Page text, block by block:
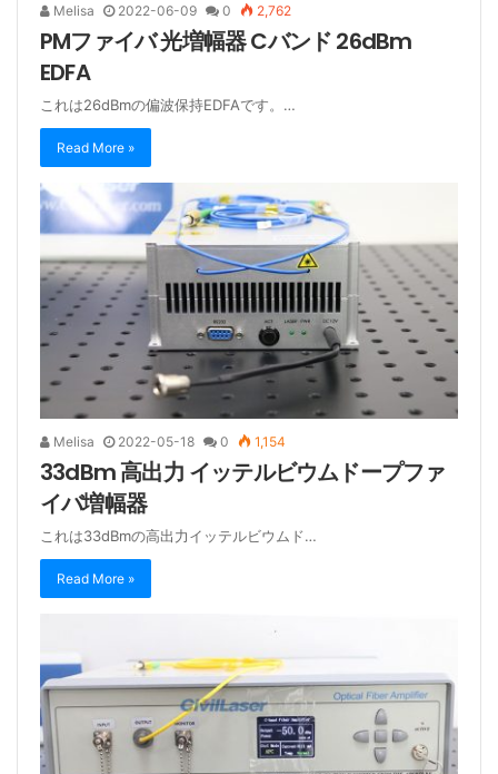
Melisa 2022-06-09 0 2,762
PMファイバ 光増幅器 Cバンド 26dBm
EDFA
これは26dBmの偏波保持EDFAです。…
Read More »
Melisa 2022-05-18 0 1,154
33dBm 高出力 イッテルビウムドープファ
イバ増幅器
これは33dBmの高出力イッテルビウムド…
Read More »